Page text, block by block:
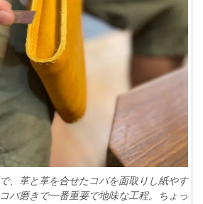
、革と革を合せたコバを面取りし紙やす
バ磨きで一番重要で地味な工程。ちょっ